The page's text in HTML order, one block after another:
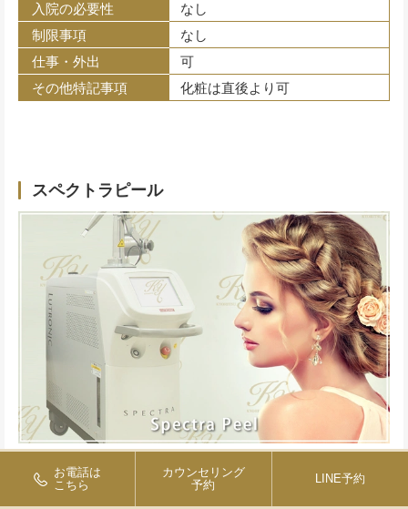
入院の必要性
なし
制限事項
なし
仕事・外出
可
その他特記事項
化粧は直後より可
スペクトラピール
「スペクトラピール」というメニューはニキビ肌の改善
や、張りのある肌にする場合に行うメニューです。真皮
お電話は
こちら
カウンセリング
予約
LINE予約